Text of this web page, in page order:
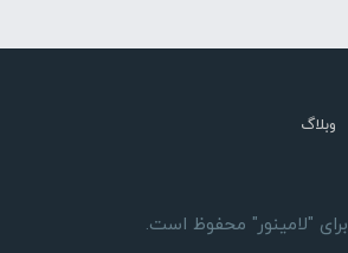
وبلاگ